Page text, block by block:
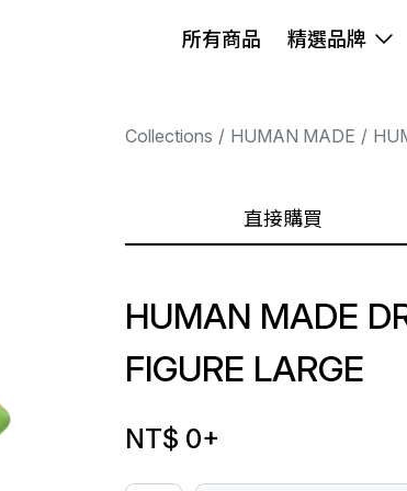
所有商品 精選品牌
Collections HUMAN MADE
直接購買
HUMAN MADE
FIGURE LARGE
NT$ 0+